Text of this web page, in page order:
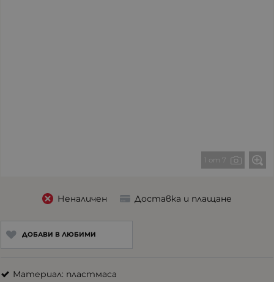
1 от 7
Неналичен Доставка и плащане
ДОБАВИ В ЛЮБИМИ
Материал: пластмаса